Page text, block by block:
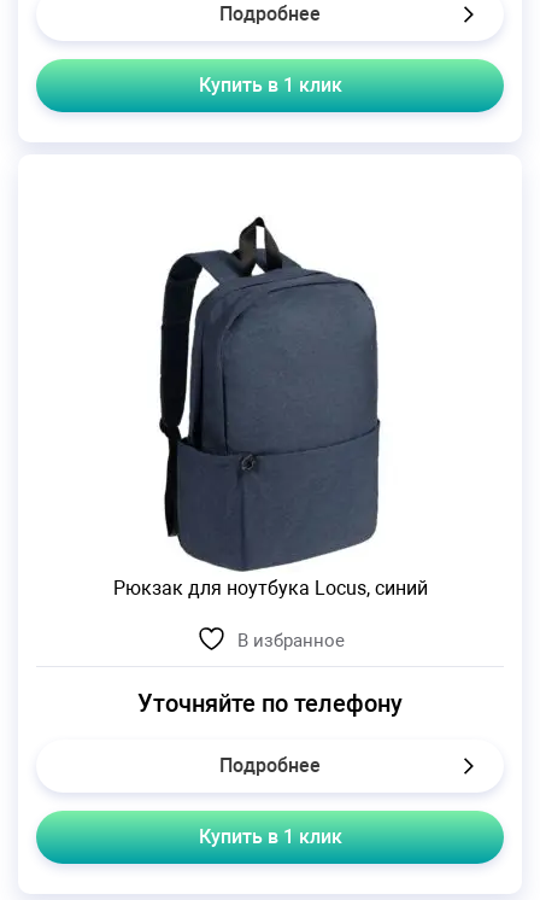
Подробнее
Купить в 1 клик
Рюкзак для ноутбука Locus, синий
В избранное
Уточняйте по телефону
Подробнее
Купить в 1 клик